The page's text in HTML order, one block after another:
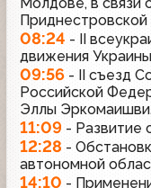
Приднестровской
08:24 - II
движения
09:56 - II съезд
Российской
Эллы
11:09 - Развитие
12:28 -
автономной
14:10 -